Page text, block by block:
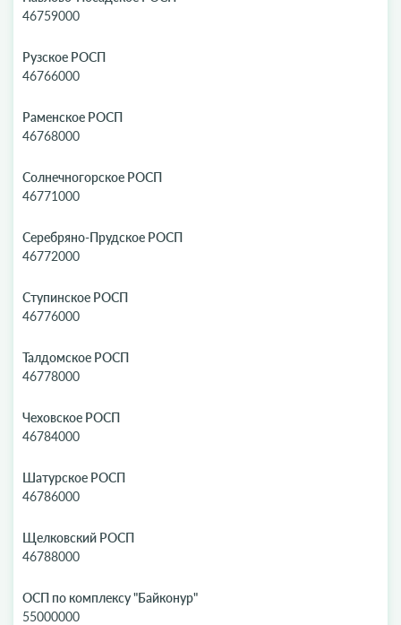
46759000
Рузское РОСП
46766000
Раменское РОСП
46768000
Солнечногорское РОСП
46771000
Серебряно-Прудское РОСП
46772000
Ступинское РОСП
46776000
Талдомское РОСП
46778000
Чеховское РОСП
46784000
Шатурское РОСП
46786000
Щелковский РОСП
46788000
ОСП по комплексу "Байконур"
55000000